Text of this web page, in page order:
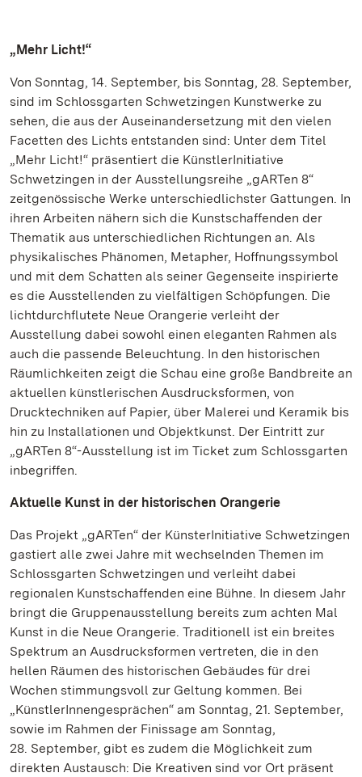
„Mehr Licht!“
Von Sonntag, 14. September, bis Sonntag, 28. September,
sind im Schlossgarten Schwetzingen Kunstwerke zu
sehen, die aus der Auseinandersetzung mit den vielen
Facetten des Lichts entstanden sind: Unter dem Titel
„Mehr Licht!“ präsentiert die KünstlerInitiative
Schwetzingen in der Ausstellungsreihe „gARTen 8“
zeitgenössische Werke unterschiedlichster Gattungen. In
ihren Arbeiten nähern sich die Kunstschaffenden der
Thematik aus unterschiedlichen Richtungen an. Als
physikalisches Phänomen, Metapher, Hoffnungssymbol
und mit dem Schatten als seiner Gegenseite inspirierte
es die Ausstellenden zu vielfältigen Schöpfungen. Die
lichtdurchflutete Neue Orangerie verleiht der
Ausstellung dabei sowohl einen eleganten Rahmen als
auch die passende Beleuchtung. In den historischen
Räumlichkeiten zeigt die Schau eine große Bandbreite an
aktuellen künstlerischen Ausdrucksformen, von
Drucktechniken auf Papier, über Malerei und Keramik bis
hin zu Installationen und Objektkunst. Der Eintritt zur
„gARTen 8“-Ausstellung ist im Ticket zum Schlossgarten
inbegriffen.
Aktuelle Kunst in der historischen Orangerie
Das Projekt „gARTen“ der KünsterInitiative Schwetzingen
gastiert alle zwei Jahre mit wechselnden Themen im
Schlossgarten Schwetzingen und verleiht dabei
regionalen Kunstschaffenden eine Bühne. In diesem Jahr
bringt die Gruppenausstellung bereits zum achten Mal
Kunst in die Neue Orangerie. Traditionell ist ein breites
Spektrum an Ausdrucksformen vertreten, die in den
hellen Räumen des historischen Gebäudes für drei
Wochen stimmungsvoll zur Geltung kommen. Bei
„KünstlerInnengesprächen“ am Sonntag, 21. September,
sowie im Rahmen der Finissage am Sonntag,
28. September, gibt es zudem die Möglichkeit zum
direkten Austausch: Die Kreativen sind vor Ort präsent